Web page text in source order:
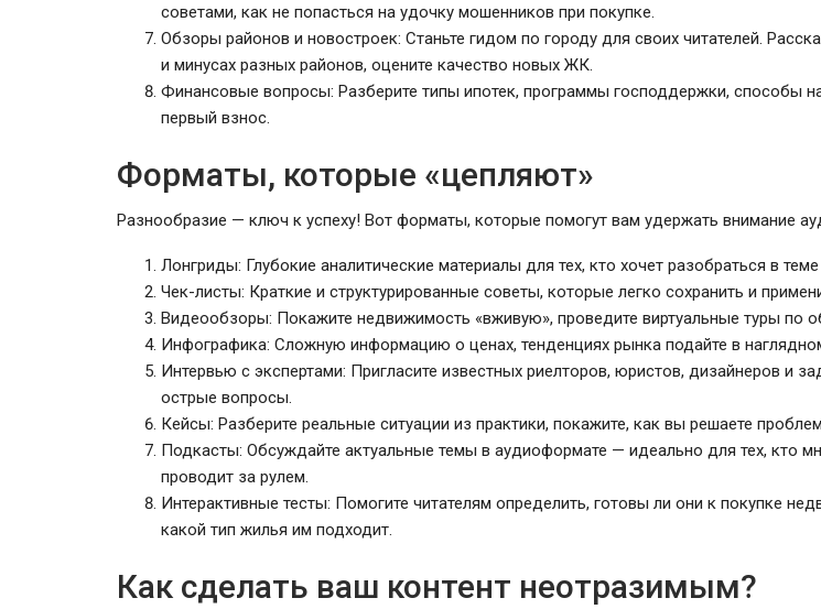
советами, как не попасться на удочку мошенников при покупке.
Обзоры районов и новостроек: Станьте гидом по городу для своих читателей.
и минусах разных районов, оцените качество новых ЖК.
Финансовые вопросы: Разберите типы ипотек, программы господдержки, способы
первый взнос.
Форматы, которые «цепляют»
Разнообразие — ключ к успеху! Вот форматы, которые помогут вам удержать внимание
Лонгриды: Глубокие аналитические материалы для тех, кто хочет разобраться в
Чек-листы: Краткие и структурированные советы, которые легко сохранить и
Видеообзоры: Покажите недвижимость «вживую», проведите виртуальные туры по
Инфографика: Сложную информацию о ценах, тенденциях рынка подайте в
Интервью с экспертами: Пригласите известных риелторов, юристов, дизайнеров и
острые вопросы.
Кейсы: Разберите реальные ситуации из практики, покажите, как вы решаете
Подкасты: Обсуждайте актуальные темы в аудиоформате — идеально для тех, кто
проводит за рулем.
Интерактивные тесты: Помогите читателям определить, готовы ли они к покупке
какой тип жилья им подходит.
Как сделать ваш контент неотразимым?